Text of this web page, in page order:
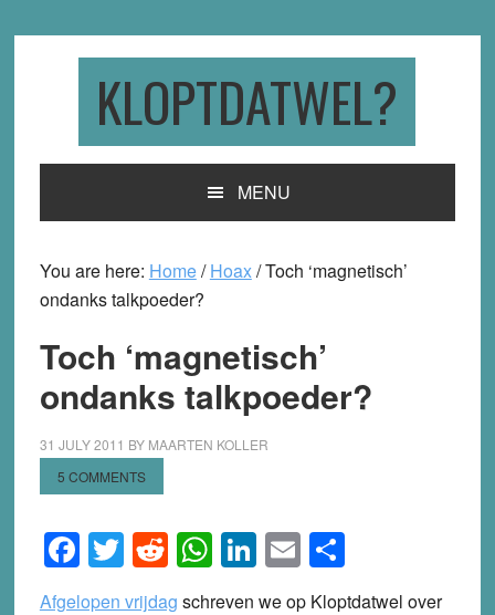
KLOPTDATWEL?
MENU
You are here: Home/ Hoax/Toch ‘magnetisch’
ondanks talkpoeder?
Toch ‘magnetisch’
ondanks talkpoeder?
31 JULY 2011 BY MAARTEN KOLLER
5 COMMENTS
Facebook
Twitter
Reddit
WhatsApp
LinkedIn
EmailShare
Afgelopen vrijdag schreven we op Kloptdatwel over